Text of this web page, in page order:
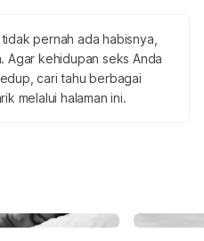
pernah ada habisnya,
Agar kehidupan seks Anda
cari tahu berbagai
melalui halaman ini.